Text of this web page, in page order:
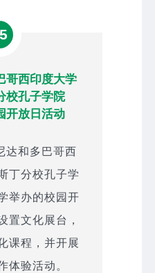
哥西印度大学
校孔子学院
开放日活动
达和多巴哥西
丁分校孔子学
举办的校园开
置文化展台，
课程，并开展
体验活动。